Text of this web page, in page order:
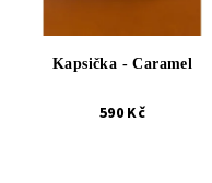
Kapsička - Caramel
590 Kč